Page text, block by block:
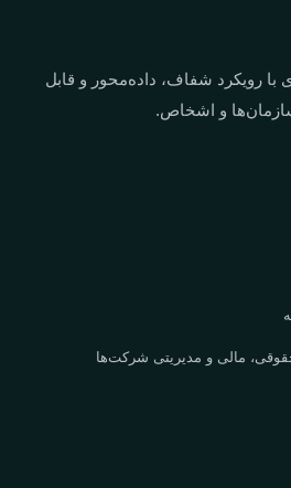
رویکرد شفاف، داده‌محور و قابل
و اشخاص.
مالی و مدیریتی شرکت‌ها